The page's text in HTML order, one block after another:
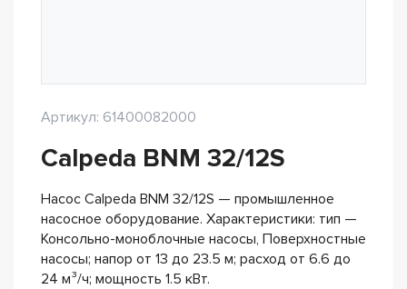
Артикул: 61400082000
Calpeda BNM 32/12S
Насос Calpeda BNM 32/12S — промышленное
насосное оборудование. Характеристики: тип —
Консольно-моноблочные насосы, Поверхностные
насосы; напор от 13 до 23.5 м; расход от 6.6 до
24 м³/ч; мощность 1.5 кВт.